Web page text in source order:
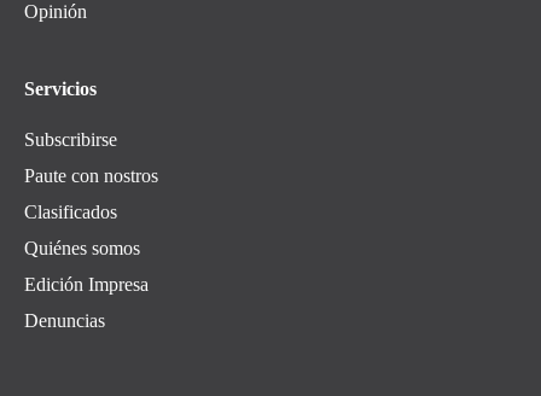
Opinión
Servicios
Subscribirse
Paute con nostros
Clasificados
Quiénes somos
Edición Impresa
Denuncias